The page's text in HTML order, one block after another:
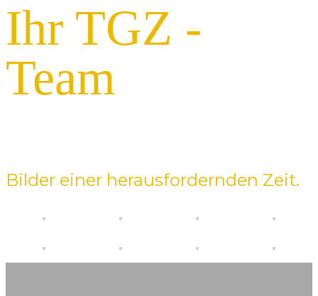
Ihr TGZ -
Team
Bilder einer herausfordernden Zeit.